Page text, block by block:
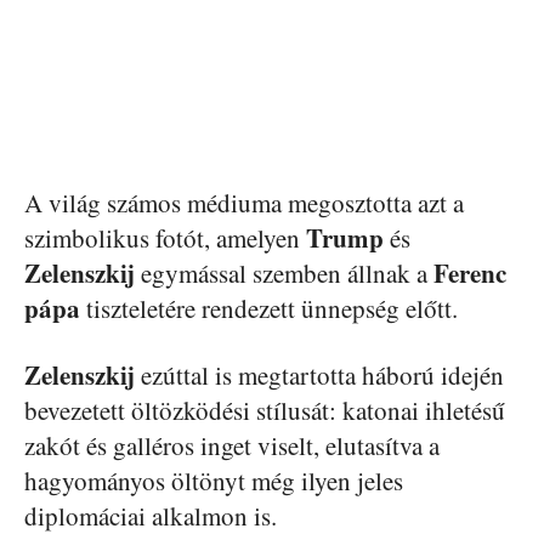
A világ számos médiuma megosztotta azt a
szimbolikus fotót, amelyen Trump és
Zelenszkij egymással szemben állnak aFerenc
pápa tiszteletére rendezett ünnepség előtt.
Zelenszkij ezúttal is megtartotta háború idején
bevezetett öltözködési stílusát: katonai ihletésű
zakót és galléros inget viselt, elutasítva a
hagyományos öltönyt még ilyen jeles
diplomáciai alkalmon is.